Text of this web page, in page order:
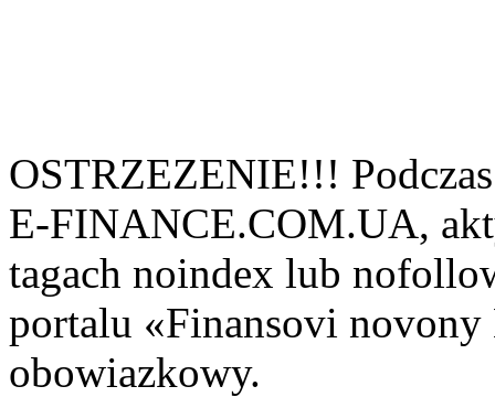
OSTRZEZENIE!!!
E-FINANCE.COM.UA,
tagach noindex lub
portalu «Finansovi
obowiazkowy.